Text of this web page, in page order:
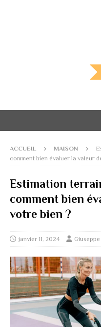
ACCUEIL MAISON
comment bien évaluer la valeur
Estimation
comment bien
votre bien ?
janvier 11, 2024